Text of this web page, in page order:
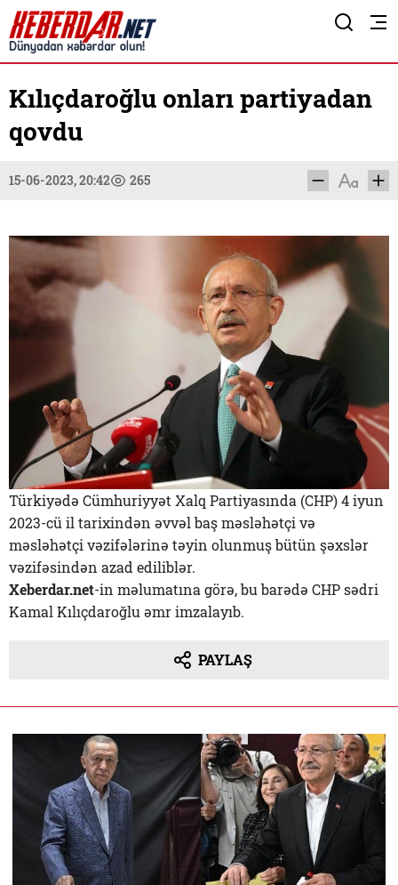
Kılıçdaroğlu onları partiyadan
qovdu
15-06-2023, 20:42 265
Türkiyədə Cümhuriyyət Xalq Partiyasında (CHP) 4 iyun
2023-cü il tarixindən əvvəl baş məsləhətçi və
məsləhətçi vəzifələrinə təyin olunmuş bütün şəxslər
vəzifəsindən azad ediliblər.
Xeberdar.net-in məlumatına görə, bu barədə CHP sədri
Kamal Kılıçdaroğlu əmr imzalayıb.
PAYLAŞ